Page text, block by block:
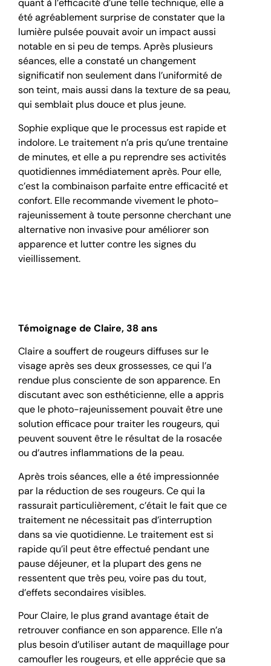
quant à l’efficacité d’une telle technique, elle a
été agréablement surprise de constater que la
lumière pulsée pouvait avoir un impact aussi
notable en si peu de temps. Après plusieurs
séances, elle a constaté un changement
significatif non seulement dans l’uniformité de
son teint, mais aussi dans la texture de sa peau,
qui semblait plus douce et plus jeune.
Sophie explique que le processus est rapide et
indolore. Le traitement n’a pris qu’une trentaine
de minutes, et elle a pu reprendre ses activités
quotidiennes immédiatement après. Pour elle,
c’est la combinaison parfaite entre efficacité et
confort. Elle recommande vivement le photo-
rajeunissement à toute personne cherchant une
alternative non invasive pour améliorer son
apparence et lutter contre les signes du
vieillissement.
Témoignage de Claire, 38 ans
Claire a souffert de rougeurs diffuses sur le
visage après ses deux grossesses, ce qui l’a
rendue plus consciente de son apparence. En
discutant avec son esthéticienne, elle a appris
que le photo-rajeunissement pouvait être une
solution efficace pour traiter les rougeurs, qui
peuvent souvent être le résultat de la rosacée
ou d’autres inflammations de la peau.
Après trois séances, elle a été impressionnée
par la réduction de ses rougeurs. Ce qui la
rassurait particulièrement, c’était le fait que ce
traitement ne nécessitait pas d’interruption
dans sa vie quotidienne. Le traitement est si
rapide qu’il peut être effectué pendant une
pause déjeuner, et la plupart des gens ne
ressentent que très peu, voire pas du tout,
d’effets secondaires visibles.
Pour Claire, le plus grand avantage était de
retrouver confiance en son apparence. Elle n’a
plus besoin d’utiliser autant de maquillage pour
camoufler les rougeurs, et elle apprécie que sa